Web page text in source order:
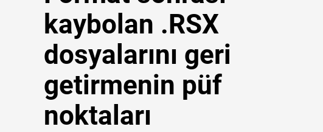
kaybolan .RSX
dosyalarını geri
getirmenin püf
noktaları